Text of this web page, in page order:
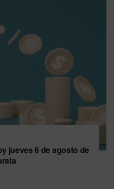
jueves 6 de agosto de